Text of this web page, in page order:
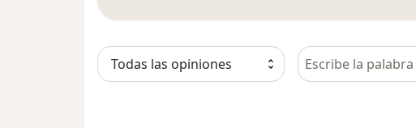
Busca en opiniones